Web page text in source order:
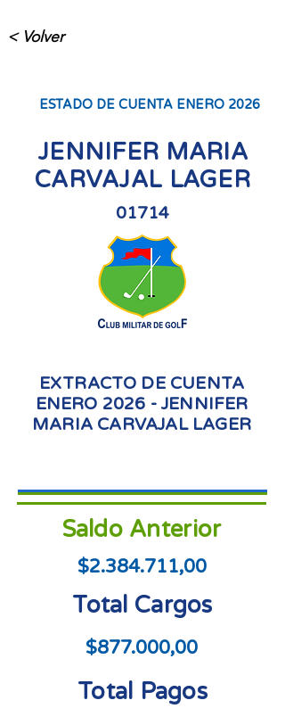
< Volver
ESTADO DE CUENTA ENERO 2026
JENNIFER MARIA
CARVAJAL LAGER
01714
EXTRACTO DE CUENTA
ENERO 2026 - JENNIFER
MARIA CARVAJAL LAGER
Saldo Anterior
$2.384.711,00
Total Cargos
$877.000,00
Total Pagos